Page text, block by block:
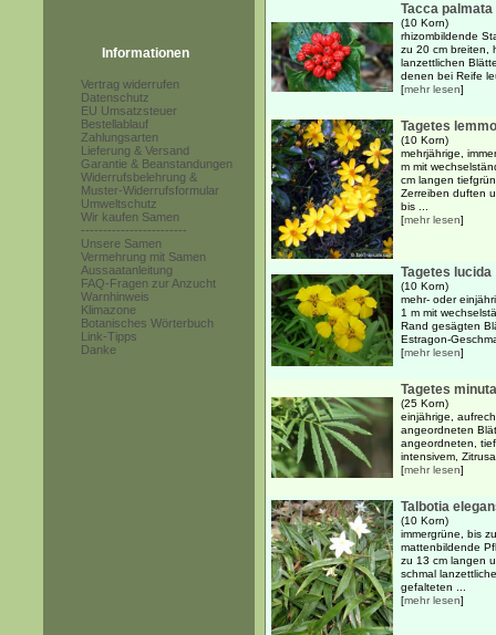
Informationen
Vertrag widerrufen
Datenschutz
EU Umsatzsteuer
Bestellablauf
Zahlungsarten
Lieferung & Versand
Garantie & Beanstandungen
Widerrufsbelehrung &
Muster-Widerrufsformular
Umweltschutz
Wir kaufen Samen
------------------------
Unsere Samen
Vermehrung mit Samen
Aussaatanleitung
FAQ-Fragen zur Anzucht
Warnhinweis
Klimazone
Botanisches Wörterbuch
Link-Tipps
Danke
Tacca palmata
(10 Korn)
rhizombildende
zu 20 cm breiten,
lanzettlichen
denen bei Reife
[mehr lesen]
Tagetes
(10 Korn)
mehrjährige,
m mit
cm langen
Zerreiben duften
bis ...
[mehr lesen]
Tagetes lucida
(10 Korn)
mehr- oder
1 m mit
Rand gesägten
Estragon-
[mehr lesen]
Tagetes minuta
(25 Korn)
einjährige,
angeordneten
angeordneten,
intensivem,
[mehr lesen]
Talbotia
(10 Korn)
immergrüne, bis
mattenbildende
zu 13 cm langen
schmal
gefalteten ...
[mehr lesen]